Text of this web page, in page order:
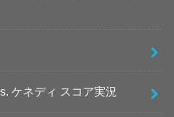
ケネディ スコア実況